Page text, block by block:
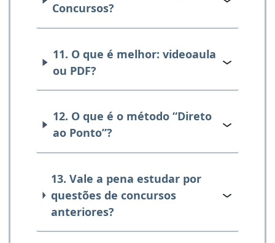
Concursos?
11. O que é melhor: videoaula
ou PDF?
12. O que é o método “Direto
ao Ponto”?
13. Vale a pena estudar por
questões de concursos
anteriores?